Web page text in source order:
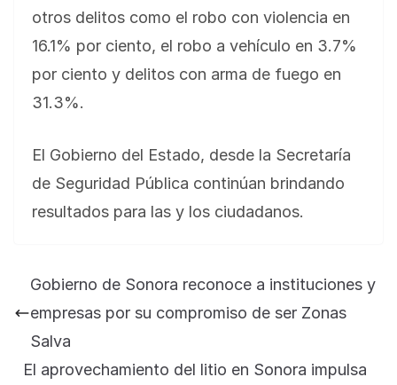
otros delitos como el robo con violencia en
16.1% por ciento, el robo a vehículo en 3.7%
por ciento y delitos con arma de fuego en
31.3%.
El Gobierno del Estado, desde la Secretaría
de Seguridad Pública continúan brindando
resultados para las y los ciudadanos.
Gobierno de Sonora reconoce a instituciones y
empresas por su compromiso de ser Zonas
Salva
El aprovechamiento del litio en Sonora impulsa
Jose Felix Gomez Anduro rector de la UTE
Universidad Tecnológica de Etchojoa
presente en la conferencia del gobernador
de Sonora Dr. Alfonso Durazo se esperan